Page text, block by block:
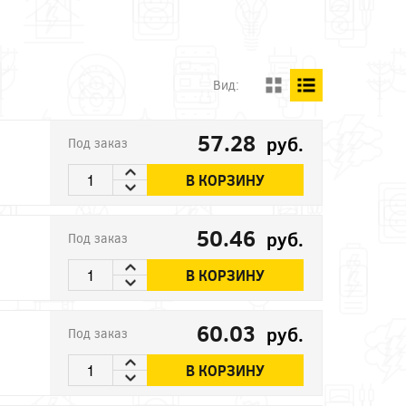
Вид:
Под заказ 57.28 руб.
В КОРЗИНУ
Под заказ 50.46 руб.
В КОРЗИНУ
Под заказ 60.03 руб.
В КОРЗИНУ